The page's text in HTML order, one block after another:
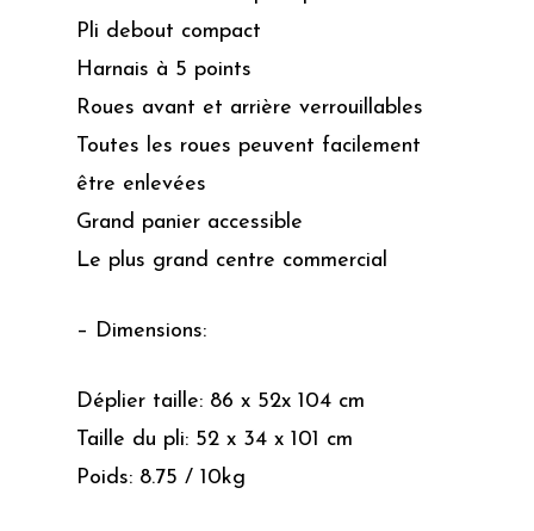
Pli debout compact
Harnais à 5 points
Roues avant et arrière verrouillables
Toutes les roues peuvent facilement
être enlevées
Grand panier accessible
Le plus grand centre commercial
– Dimensions:
Déplier taille: 86 x 52x 104 cm
Taille du pli: 52 x 34 x 101 cm
Poids: 8.75 / 10kg